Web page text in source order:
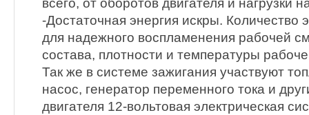
всего, от оборотов двигателя и нагрузки
-Достаточная энергия искры. Количество
для надежного воспламенения рабочей
состава, плотности и температуры
Так же в системе зажигания участвуют
насос, генератор переменного тока и
двигателя 12-вольтовая электрическая